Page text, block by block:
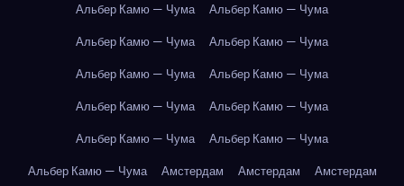
Альбер Камю — Чума
Альбер Камю — Чума
Альбер Камю — Чума
Альбер Камю — Чума
Альбер Камю — Чума
Альбер Камю — Чума
Альбер Камю — Чума
Альбер Камю — Чума
Альбер Камю — Чума
Альбер Камю — Чума
Альбер Камю — Чума
Амстердам Амстердам
Амстердам